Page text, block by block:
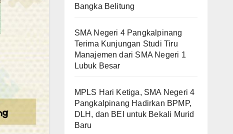
Bangka Belitung
SMA Negeri 4 Pangkalpinang
Terima Kunjungan Studi Tiru
Manajemen dari SMA Negeri 1
Lubuk Besar
MPLS Hari Ketiga, SMA Negeri 4
Pangkalpinang Hadirkan BPMP,
DLH, dan BEI untuk Bekali Murid
Baru